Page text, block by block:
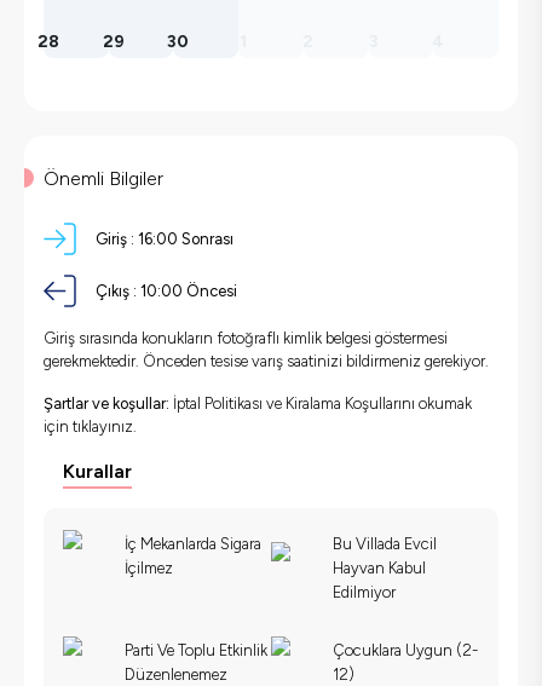
28 29 30
Önemli Bilgiler
Giriş : 16:00 Sonrası
Çıkış : 10:00 Öncesi
Giriş sırasında konukların fotoğraflı kimlik belgesi göstermesi
gerekmektedir. Önceden tesise varış saatinizi bildirmeniz gerekiyor.
Şartlar ve koşullar: İptal Politikası ve Kiralama Koşullarını okumak
için tıklayınız.
Kurallar
İç Mekanlarda Sigara
İçilmez
Bu Villada Evcil
Hayvan Kabul
Edilmiyor
Parti Ve Toplu Etkinlik
Düzenlenemez
Çocuklara Uygun (2-
12)